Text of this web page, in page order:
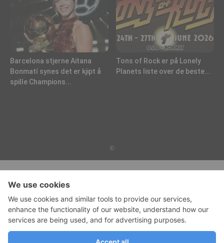
Barcelona stjerne Aitana
Bonmatí synes det er kjipt å
spille Champions...
Tons of Rock er på Lonely
Planets liste over de beste...
©